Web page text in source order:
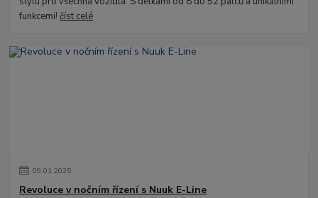
funkcemi!číst celé
09.01.2025
Revoluce v nočním řízení s Nuuk E-Line